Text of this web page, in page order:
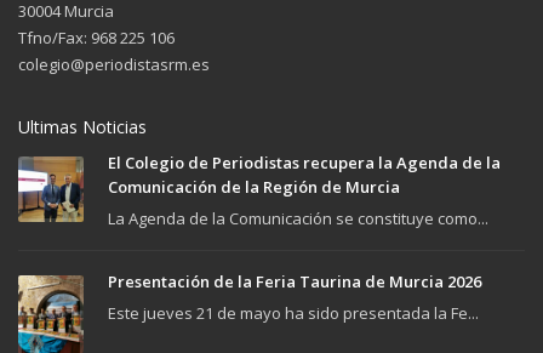
30004 Murcia
Tfno/Fax: 968 225 106
colegio@periodistasrm.es
Ultimas Noticias
El Colegio de Periodistas recupera la Agenda de la
Comunicación de la Región de Murcia
La Agenda de la Comunicación se constituye como...
Presentación de la Feria Taurina de Murcia 2026
Este jueves 21 de mayo ha sido presentada la Fe...